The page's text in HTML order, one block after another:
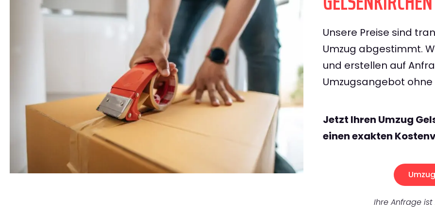
Unsere Preise sind
Umzug abgestimmt.
und erstellen auf
Umzugsangebot
Jetzt Ihren Umzug
einen exakten
Ihre Anfrage ist